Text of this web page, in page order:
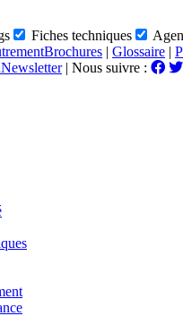
Fiches techniques
Brochures | Glossaire |
Newsletter| Nous suivre :